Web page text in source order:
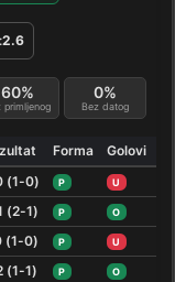
2.6
primljenog
60%
Bez datog
0%
Forma
Golovi
(1-0) P U
(2-1) P O
(1-0) P U
(1-1) P O